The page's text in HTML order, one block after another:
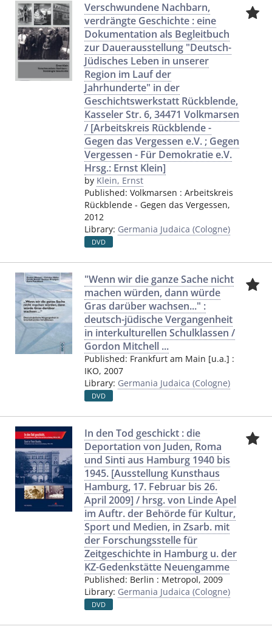
Verschwundene Nachbarn,
verdrängte Geschichte : eine
Dokumentation als Begleitbuch
zur Dauerausstellung "Deutsch-
Jüdisches Leben in unserer
Region im Lauf der
Jahrhunderte" in der
Geschichtswerkstatt Rückblende,
Kasseler Str. 6, 34471 Volkmarsen
/ [Arbeitskreis Rückblende -
Gegen das Vergessen e.V. ; Gegen
Vergessen - Für Demokratie e.V.
Hrsg.: Ernst Klein]
by Klein, Ernst
Published: Volkmarsen : Arbeitskreis
Rückblende - Gegen das Vergessen,
2012
Library: Germania Judaica (Cologne)
DVD
"Wenn wir die ganze Sache nicht
machen würden, dann würde
Gras darüber wachsen..." :
deutsch-jüdische Vergangenheit
in interkulturellen Schulklassen /
Gordon Mitchell ...
Published: Frankfurt am Main [u.a.] :
IKO, 2007
Library: Germania Judaica (Cologne)
DVD
In den Tod geschickt : die
Deportation von Juden, Roma
und Sinti aus Hamburg 1940 bis
1945. [Ausstellung Kunsthaus
Hamburg, 17. Februar bis 26.
April 2009] / hrsg. von Linde Apel
im Auftr. der Behörde für Kultur,
Sport und Medien, in Zsarb. mit
der Forschungsstelle für
Zeitgeschichte in Hamburg u. der
KZ-Gedenkstätte Neuengamme
Published: Berlin : Metropol, 2009
Library: Germania Judaica (Cologne)
DVD